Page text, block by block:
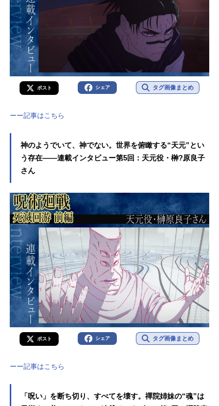
ポスト シェア タグ画像まとめ
ーー記事はこちら
神のようでいて、神でない。世界を俯瞰する“天元”とい
う存在――連載インタビュー第5回：天元役・榊?原良子
さん
ポスト シェア タグ画像まとめ
ーー記事はこちら
「呪い」を断ち切り、すべてを壊す。禪院姉妹の“魂”は